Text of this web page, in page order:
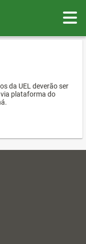
da UEL deverão ser
plataforma do